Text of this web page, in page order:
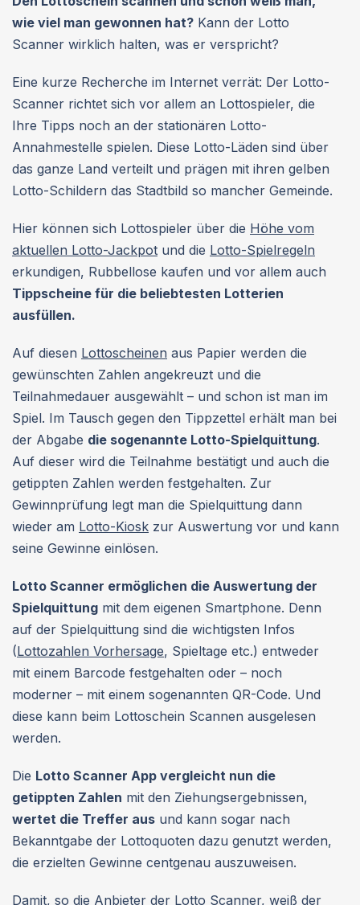
wie viel man gewonnen hat? Kann der Lotto
Scanner wirklich halten, was er verspricht?
Eine kurze Recherche im Internet verrät: Der Lotto-
Scanner richtet sich vor allem an Lottospieler, die
Ihre Tipps noch an der stationären Lotto-
Annahmestelle spielen. Diese Lotto-Läden sind über
das ganze Land verteilt und prägen mit ihren gelben
Lotto-Schildern das Stadtbild so mancher Gemeinde.
Hier können sich Lottospieler über die Höhe vom
aktuellen Lotto-Jackpot und die Lotto-Spielregeln
erkundigen, Rubbellose kaufen und vor allem auch
Tippscheine für die beliebtesten Lotterien
ausfüllen.
Auf diesen Lottoscheinen aus Papier werden die
gewünschten Zahlen angekreuzt und die
Teilnahmedauer ausgewählt – und schon ist man im
Spiel. Im Tausch gegen den Tippzettel erhält man bei
der Abgabe die sogenannte Lotto-Spielquittung.
Auf dieser wird die Teilnahme bestätigt und auch die
getippten Zahlen werden festgehalten. Zur
Gewinnprüfung legt man die Spielquittung dann
wieder am Lotto-Kiosk zur Auswertung vor und kann
seine Gewinne einlösen.
Lotto Scanner ermöglichen die Auswertung der
Spielquittung mit dem eigenen Smartphone. Denn
auf der Spielquittung sind die wichtigsten Infos
(Lottozahlen Vorhersage, Spieltage etc.) entweder
mit einem Barcode festgehalten oder – noch
moderner – mit einem sogenannten QR-Code. Und
diese kann beim Lottoschein Scannen ausgelesen
werden.
Die Lotto Scanner App vergleicht nun die
getippten Zahlen mit den Ziehungsergebnissen,
wertet die Treffer aus und kann sogar nach
Bekanntgabe der Lottoquoten dazu genutzt werden,
die erzielten Gewinne centgenau auszuweisen.
Damit, so die Anbieter der Lotto Scanner, weiß der